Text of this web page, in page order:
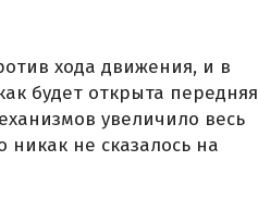
хода движения, и в
будет открыта передняя
увеличило весь
никак не сказалось на